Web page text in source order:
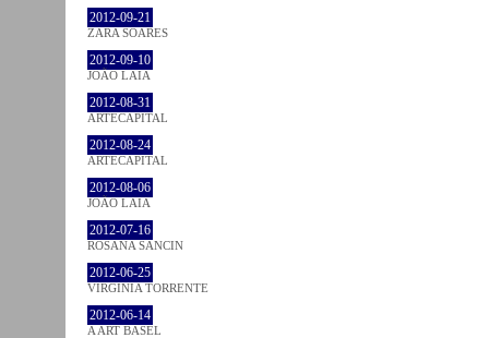
2012-09-21
ZARA SOARES
2012-09-10
JOÃO LAIA
2012-08-31
ARTECAPITAL
2012-08-24
ARTECAPITAL
2012-08-06
JOÃO LAIA
2012-07-16
ROSANA SANCIN
2012-06-25
VIRGINIA TORRENTE
2012-06-14
A ART BASEL